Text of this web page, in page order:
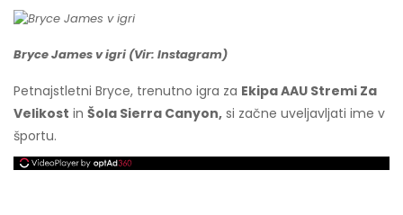
Bryce James v igri (Vir: Instagram)
Petnajstletni Bryce, trenutno igra za Ekipa AAU Stremi Za
Velikost in Šola Sierra Canyon, si začne uveljavljati ime v
športu.